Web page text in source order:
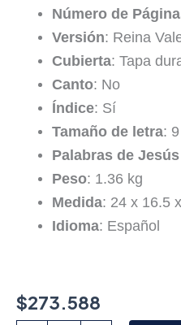
Número de
Versión: Reina
Cubierta: Tapa
Canto: No
Índice: Sí
Tamaño de letra:
Palabras de
Peso: 1.36 kg
Medida: 24 x 16.5
Idioma: Español
$273.588